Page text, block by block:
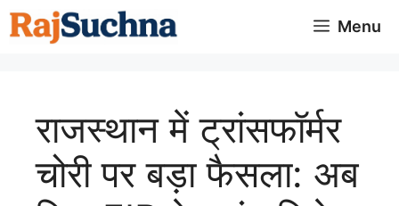
Skip
to
Menu
राजस्थान में ट्रांसफॉर्मर
चोरी पर बड़ा फैसला: अब